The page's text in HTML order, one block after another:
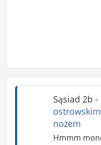
Sąsiad 2b -
nożem
Hmmm